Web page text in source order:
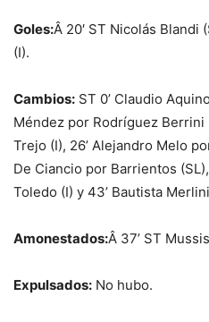
Goles:Â 20′ ST Nicolás Blandi
(I).
Cambios: ST 0’ Claudio
Méndez por Rodríguez
Trejo (I), 26’ Alejandro Melo
De Ciancio por Barrientos
Toledo (I) y 43’ Bautista
Amonestados:Â 37’ ST
Expulsados: No hubo.